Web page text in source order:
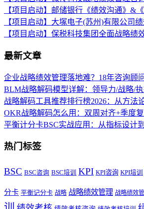
【项目启动】邮储银行《绩效沟通》&
【项目启动】大塚电子(苏州)有限公司
【项目启动】保税科技集团全面战略绩
最新文章
企业战略绩效管理落地难？18年咨询顾
BLM战略解码模型详解：领导力/战略/
战略解码工具推荐排行榜2026：从方法
OKR战略解码怎么用：双周对齐+季度
平衡计分卡BSC实战应用：从指标设计
热门标签
BSC BSC咨询 BSC培训 KPI KPI咨询 KPI培训
分卡 平衡记分卡 战略 战略绩效管理 战略绩效